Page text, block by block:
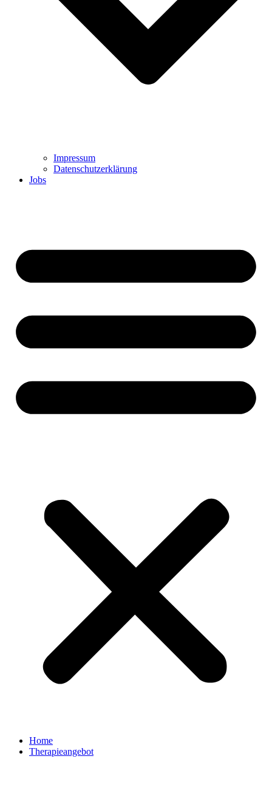
Impressum
Datenschutzerklärung
Jobs
Home
Therapieangebot